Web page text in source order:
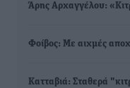
Άρης Αρχαγγέλου:
Φοίβος: Με αιχμές
Κατταβιά: Σταθερά